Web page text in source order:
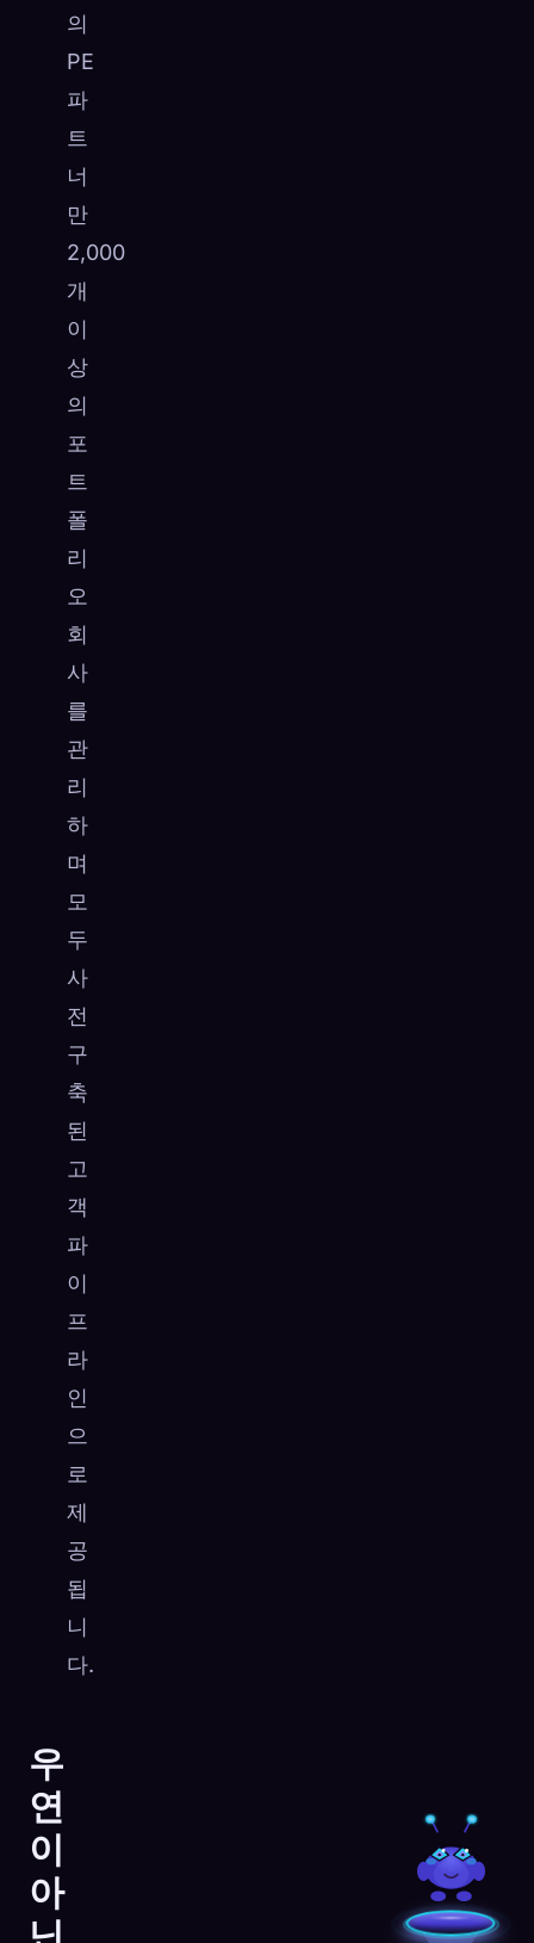
의
PE
파
트
너
만
2,000
개
이
상
의
포
트
폴
리
오
회
사
를
관
리
하
며
모
두
사
전
구
축
된
고
객
파
이
프
라
인
으
로
제
공
됩
니
다.
우
연
이
아